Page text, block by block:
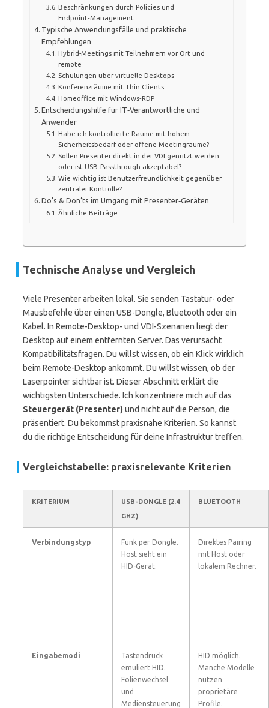
Beschränkungen durch Policies und
Endpoint‑Management
Typische Anwendungsfälle und praktische
Empfehlungen
Hybrid-Meetings mit Teilnehmern vor Ort und
remote
Schulungen über virtuelle Desktops
Konferenzräume mit Thin Clients
Homeoffice mit Windows‑RDP
Entscheidungshilfe für IT‑Verantwortliche und
Anwender
Habe ich kontrollierte Räume mit hohem
Sicherheitsbedarf oder offene Meetingräume?
Sollen Presenter direkt in der VDI genutzt werden
oder ist USB‑Passthrough akzeptabel?
Wie wichtig ist Benutzerfreundlichkeit gegenüber
zentraler Kontrolle?
Do’s & Don’ts im Umgang mit Presenter‑Geräten
Ähnliche Beiträge:
Technische Analyse und Vergleich
Viele Presenter arbeiten lokal. Sie senden Tastatur- oder
Mausbefehle über einen USB-Dongle, Bluetooth oder ein
Kabel. In Remote-Desktop- und VDI-Szenarien liegt der
Desktop auf einem entfernten Server. Das verursacht
Kompatibilitätsfragen. Du willst wissen, ob ein Klick wirklich
beim Remote-Desktop ankommt. Du willst wissen, ob der
Laserpointer sichtbar ist. Dieser Abschnitt erklärt die
wichtigsten Unterschiede. Ich konzentriere mich auf das
Steuergerät (Presenter) und nicht auf die Person, die
präsentiert. Du bekommst praxisnahe Kriterien. So kannst
du die richtige Entscheidung für deine Infrastruktur treffen.
Vergleichstabelle: praxisrelevante Kriterien
KRITERIUM
USB-DONGLE (2.4
GHZ)
BLUETOOTH
Verbindungstyp
Funk per Dongle.
Host sieht ein
HID-Gerät.
Direktes Pairing
mit Host oder
lokalem Rechner.
Eingabemodi
Tastendruck
emuliert HID.
Folienwechsel
und
Mediensteuerung
HID möglich.
Manche Modelle
nutzen
proprietäre
Profile.